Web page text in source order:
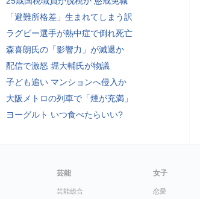
「避難所格差」生まれてしまう訳
ラグビー選手が熱中症で倒れ死亡
森喜朗氏の「影響力」が減退か
配信で激怒 堀大輔氏が物議
子ども追い マンションへ侵入か
大阪メトロの列車で「煙が充満」
ヨーグルト いつ食べたらいい?
芸能
芸能総合
女子
恋愛